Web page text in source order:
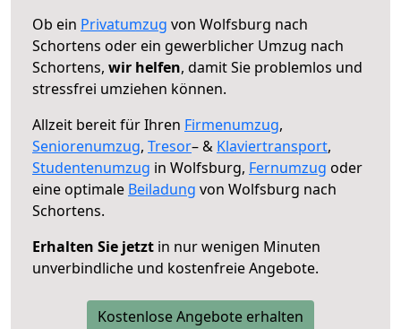
Ob ein Privatumzug von Wolfsburg nach
Schortens oder ein gewerblicher Umzug nach
Schortens, wir helfen, damit Sie problemlos und
stressfrei umziehen können.
Allzeit bereit für Ihren Firmenumzug,
Seniorenumzug, Tresor– & Klaviertransport,
Studentenumzug in Wolfsburg, Fernumzug oder
eine optimale Beiladung von Wolfsburg nach
Schortens.
Erhalten Sie jetzt in nur wenigen Minuten
unverbindliche und kostenfreie Angebote.
Kostenlose Angebote erhalten